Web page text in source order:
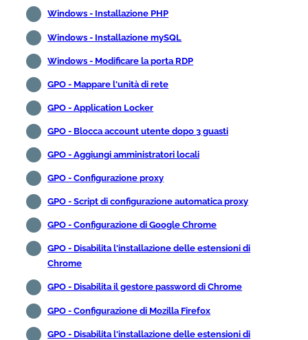
Windows - Installazione PHP
Windows - Installazione mySQL
Windows - Modificare la porta RDP
GPO - Mappare l'unità di rete
GPO - Application Locker
GPO - Blocca account utente dopo 3 guasti
GPO - Aggiungi amministratori locali
GPO - Configurazione proxy
GPO - Script di configurazione automatica proxy
GPO - Configurazione di Google Chrome
GPO - Disabilita l'installazione delle estensioni di
Chrome
GPO - Disabilita il gestore password di Chrome
GPO - Configurazione di Mozilla Firefox
GPO - Disabilita l'installazione delle estensioni di